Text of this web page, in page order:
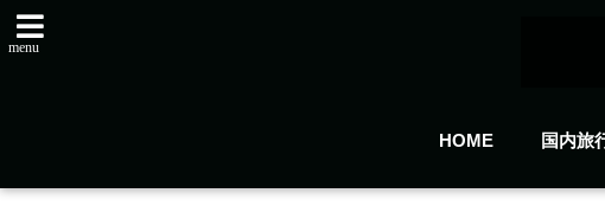
menu
HOME 国内旅